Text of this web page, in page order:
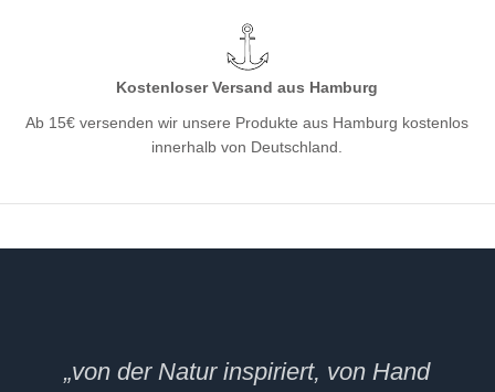
Kostenloser Versand aus Hamburg
Ab 15€ versenden wir unsere Produkte aus Hamburg kostenlos
innerhalb von Deutschland.
„von der Natur inspiriert, von Hand